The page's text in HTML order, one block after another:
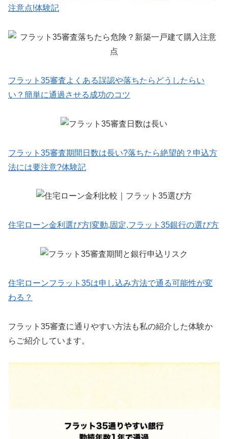
注意点!体験記
フラット35審査よくある誤認や落ちたらどうしたらい
い？簡単に通過させる成功のコツ
フラット35審査期間日数は長い?落ちたら絶望的？申込方
法には要注意?体験記
住宅ローン金利選び方|変動,固定,フラット35銀行の選び方
住宅ローンフラット35は申し込み方法で通る可能性が変
わる？
フラット35審査に通りやすい方法も私の紹介した体験か
らご紹介しています。